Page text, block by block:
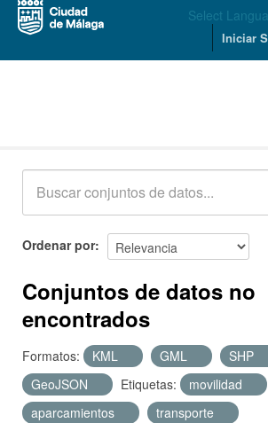
Select
Iniciar
Acerca de
Ordenar por
Conjuntos de datos no
encontrados
Formatos: KML GML
SHP
GeoJSON
Etiquetas:
movilidad
aparcamientos
transporte